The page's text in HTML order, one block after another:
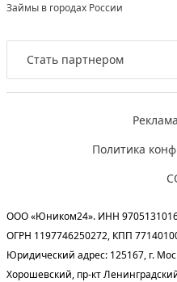
Займы в городах России
Стать партнером
Политика
ООО «Юником24». ИНН
ОГРН 1197746250272, КПП
Юридический адрес: 125167, г.
Хорошевский, пр-кт